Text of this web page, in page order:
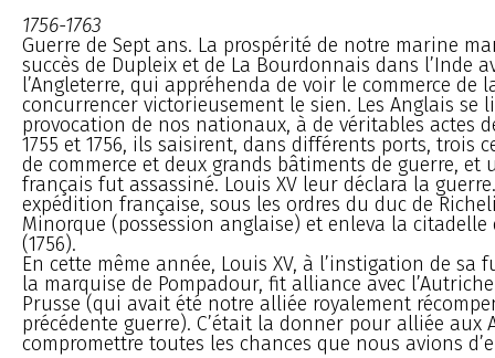
1756-1763
Guerre de Sept ans. La prospérité de notre marine
succès de Dupleix et de La Bourdonnais dans l’Inde
l’Angleterre, qui appréhenda de voir le commerce de
concurrencer victorieusement le sien. Les Anglais se
provocation de nos nationaux, à de véritables actes
1755 et 1756, ils saisirent, dans différents ports, trois
de commerce et deux grands bâtiments de guerre, et
français fut assassiné. Louis XV leur déclara la
expédition française, sous les ordres du duc de
Minorque (possession anglaise) et enleva la citadelle
(1756).
En cette même année, Louis XV, à l’instigation de sa
la marquise de Pompadour, fit alliance avec
Prusse (qui avait été notre alliée royalement
précédente guerre). C’était la donner pour alliée aux
compromettre toutes les chances que nous avions